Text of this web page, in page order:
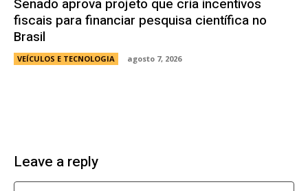
Senado aprova projeto que cria incentivos
fiscais para financiar pesquisa científica no
Brasil
VEÍCULOS E TECNOLOGIA agosto 7, 2026
Leave a reply